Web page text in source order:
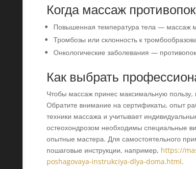
Когда массаж
Повышенная температура тела — массаж
Тромбозы или склонность к
Онкологические заболевания —
Как выбрать
Чтобы массаж принес максимальную
Обратите внимание на сертификаты, опыт
техники массажа и учитывает
остеохондрозом необходимы специальные
опытные мастера. Для самостоятельного
пошаговые инструкции, например, https://
poshagovaya-instrukciya-dlya-doma.html.